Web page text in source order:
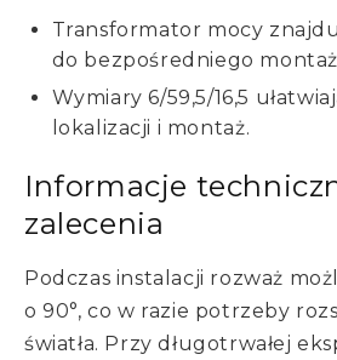
Transformator mocy
do bezpośredniego
Wymiary 6/59,5/16,5
lokalizacji i montaż.
Informacje
zalecenia
Podczas instalacji rozważ
o 90°, co w razie potrzeby
światła. Przy długotrwałej